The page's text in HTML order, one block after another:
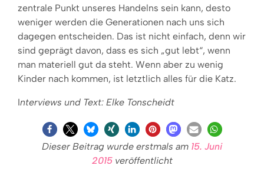
zentrale Punkt unseres Handelns sein kann, desto
weniger werden die Generationen nach uns sich
dagegen entscheiden. Das ist nicht einfach, denn wir
sind geprägt davon, dass es sich „gut lebt“, wenn
man materiell gut da steht. Wenn aber zu wenig
Kinder nach kommen, ist letztlich alles für die Katz.
Interviews und Text: Elke Tonscheidt
Dieser Beitrag wurde erstmals am 15. Juni
2015veröffentlicht